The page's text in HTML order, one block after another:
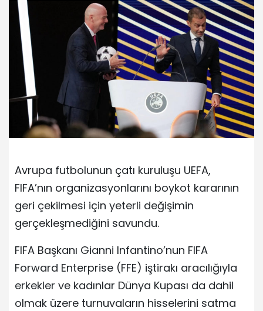
Avrupa futbolunun çatı kuruluşu UEFA,
FIFA’nın organizasyonlarını boykot kararının
geri çekilmesi için yeterli değişimin
gerçekleşmediğini savundu.
FIFA Başkanı Gianni Infantino’nun FIFA
Forward Enterprise (FFE) iştirakı aracılığıyla
erkekler ve kadınlar Dünya Kupası da dahil
olmak üzere turnuvaların hisselerini satma